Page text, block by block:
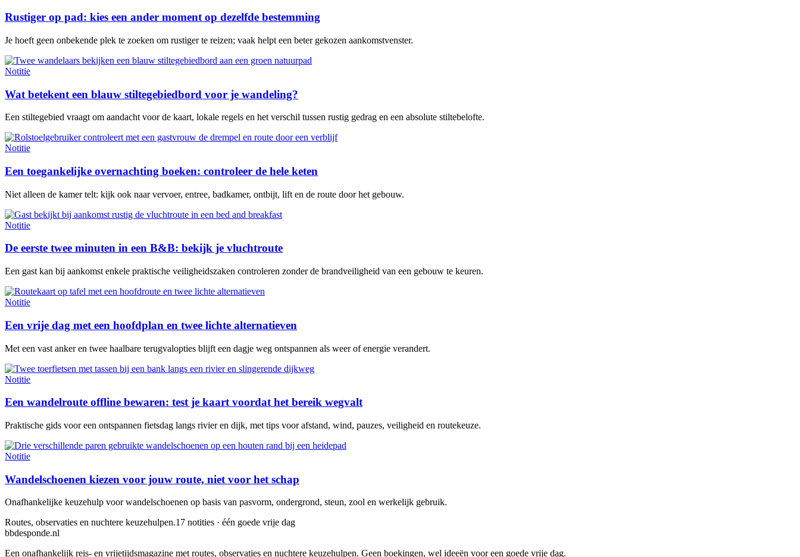
Rustiger op pad: kies een ander moment op dezelfde bestemming
Je hoeft geen onbekende plek te zoeken om rustiger te reizen; vaak helpt een beter gekozen aankomstvenster.
Notitie
Wat betekent een blauw stiltegebiedbord voor je wandeling?
Een stiltegebied vraagt om aandacht voor de kaart, lokale regels en het verschil tussen rustig gedrag en een absolute stiltebelofte.
Notitie
Een toegankelijke overnachting boeken: controleer de hele keten
Niet alleen de kamer telt: kijk ook naar vervoer, entree, badkamer, ontbijt, lift en de route door het gebouw.
Notitie
De eerste twee minuten in een B&B: bekijk je vluchtroute
Een gast kan bij aankomst enkele praktische veiligheidszaken controleren zonder de brandveiligheid van een gebouw te keuren.
Notitie
Een vrije dag met een hoofdplan en twee lichte alternatieven
Met een vast anker en twee haalbare terugvalopties blijft een dagje weg ontspannen als weer of energie verandert.
Notitie
Een wandelroute offline bewaren: test je kaart voordat het bereik wegvalt
Praktische gids voor een ontspannen fietsdag langs rivier en dijk, met tips voor afstand, wind, pauzes, veiligheid en routekeuze.
Notitie
Wandelschoenen kiezen voor jouw route, niet voor het schap
Onafhankelijke keuzehulp voor wandelschoenen op basis van pasvorm, ondergrond, steun, zool en werkelijk gebruik.
Routes, observaties en nuchtere keuzehulpen.17 notities · één goede vrije dag
bbdesponde.nl
Een onafhankelijk reis- en vrijetijdsmagazine met routes, observaties en nuchtere keuzehulpen. Geen boekingen, wel ideeën voor een goede vrije dag.